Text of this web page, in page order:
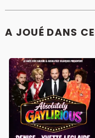
A JOUÉ DANS